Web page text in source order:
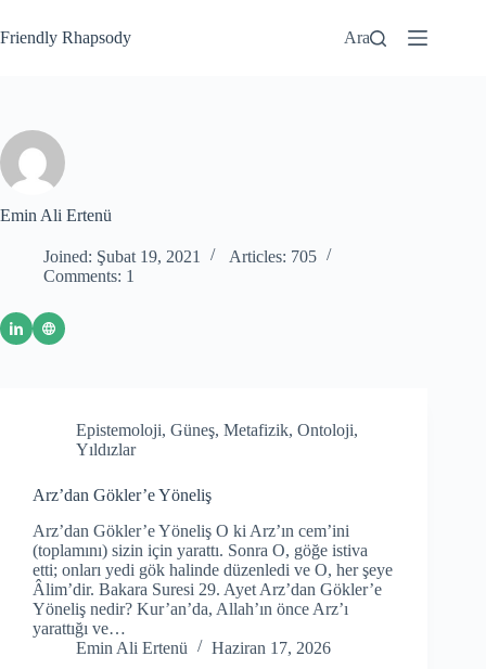
Friendly Rhapsody Ara
Emin Ali Ertenü
Joined: Şubat 19, 2021
Articles: 705
Comments: 1
Epistemoloji, Güneş, Metafizik, Ontoloji,
Yıldızlar
Arz’dan Gökler’e Yöneliş
Arz’dan Gökler’e Yöneliş O ki Arz’ın cem’ini
(toplamını) sizin için yarattı. Sonra O, göğe istiva
etti; onları yedi gök halinde düzenledi ve O, her şeye
Âlim’dir. Bakara Suresi 29. Ayet Arz’dan Gökler’e
Yöneliş nedir? Kur’an’da, Allah’ın önce Arz’ı
yarattığı ve…
Emin Ali Ertenü
Haziran 17, 2026